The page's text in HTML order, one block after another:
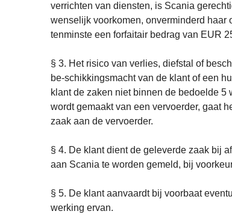
verrichten van diensten, is Scania
wenselijk voorkomen, onverminderd haar
tenminste een forfaitair bedrag van EUR
§ 3. Het risico van verlies, diefstal of
be-schikkingsmacht van de klant of een
klant de zaken niet binnen de bedoelde
wordt gemaakt van een vervoerder, gaat
zaak aan de vervoerder.
§ 4. De klant dient de geleverde zaak bij
aan Scania te worden gemeld, bij
§ 5. De klant aanvaardt bij voorbaat
werking ervan.